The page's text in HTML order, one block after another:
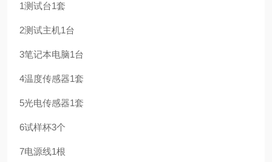
1测试台1套
2测试主机1台
3笔记本电脑1台
4温度传感器1套
5光电传感器1套
6试样杯3个
7电源线1根